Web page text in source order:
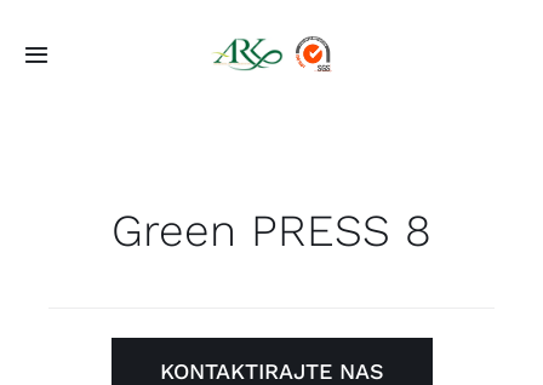
Toggle
Green PRESS 8
KONTAKTIRAJTE NAS